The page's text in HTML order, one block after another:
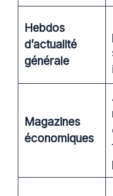
Hebdos
d’actualité
générale
Magazines
économiques